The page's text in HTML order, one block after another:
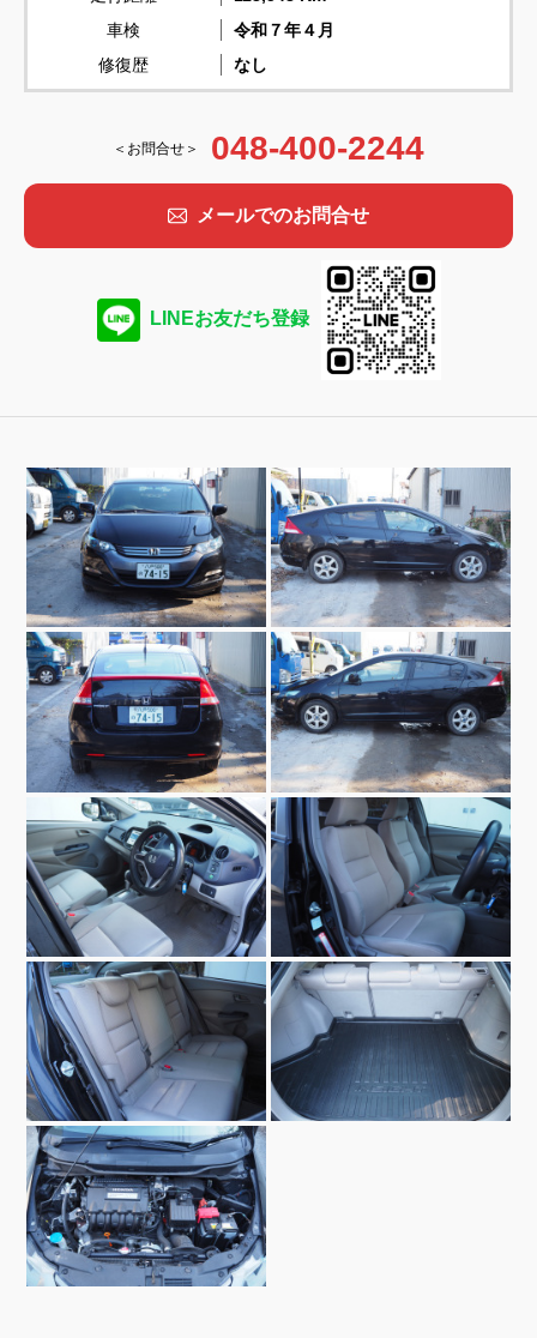
車検
令和７年４月
修復歴
なし
＜お問合せ＞ 048-400-2244
メールでのお問合せ
LINEお友だち登録